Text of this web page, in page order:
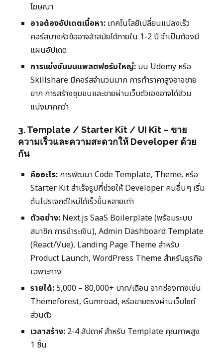
โฆษณา
อาจต้องอัปเดตเนื้อหา: เทคโนโลยีเปลี่ยนแปลงเร็ว
คอร์สบางหัวข้ออาจล้าสมัยได้ภายใน 1-2 ปี จำเป็นต้องมี
แผนอัปเดต
การแข่งขันบนแพลตฟอร์มใหญ่: บน Udemy หรือ
Skillshare มีคอร์สจำนวนมาก การทำราคาสูงอาจขาย
ยาก การสร้างชุมชนและขายผ่านเว็บตัวเองอาจได้ส่วน
แบ่งมากกว่า
3. Template / Starter Kit / UI Kit – ขาย
ความเร็วและความสะดวกให้ Developer ด้วย
กัน
คืออะไร: การพัฒนา Code Template, Theme, หรือ
Starter Kit สำเร็จรูปที่ช่วยให้ Developer คนอื่นๆ เริ่ม
ต้นโปรเจกต์ใหม่ได้เร็วขึ้นหลายเท่า
ตัวอย่าง: Next.js SaaS Boilerplate (พร้อมระบบ
สมาชิก การชำระเงิน), Admin Dashboard Template
(React/Vue), Landing Page Theme สำหรับ
Product Launch, WordPress Theme สำหรับธุรกิจ
เฉพาะทาง
รายได้:5,000 – 80,000+ บาท/เดือน จากช่องทางเช่น
Themeforest, Gumroad, หรือขายตรงผ่านเว็บไซต์
ส่วนตัว
เวลาสร้าง: 2-4 สัปดาห์ สำหรับ Template คุณภาพสูง
1 ชิ้น